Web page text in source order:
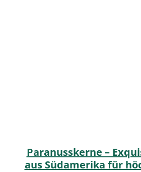
Paranusskerne –
aus Südamerika für